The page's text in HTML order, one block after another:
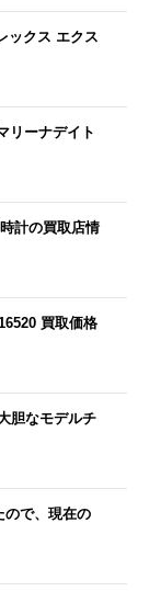
ックス エクス
リーナデイト
計の買取店情
買取価格
胆なモデルチ
ので、現在の